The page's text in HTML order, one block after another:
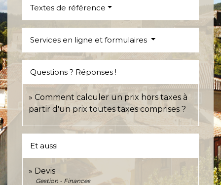
Textes de référence
Services en ligne et formulaires
Questions ? Réponses !
Comment calculer un prix hors taxes à
partir d'un prix toutes taxes comprises ?
Et aussi
Devis
Gestion - Finances